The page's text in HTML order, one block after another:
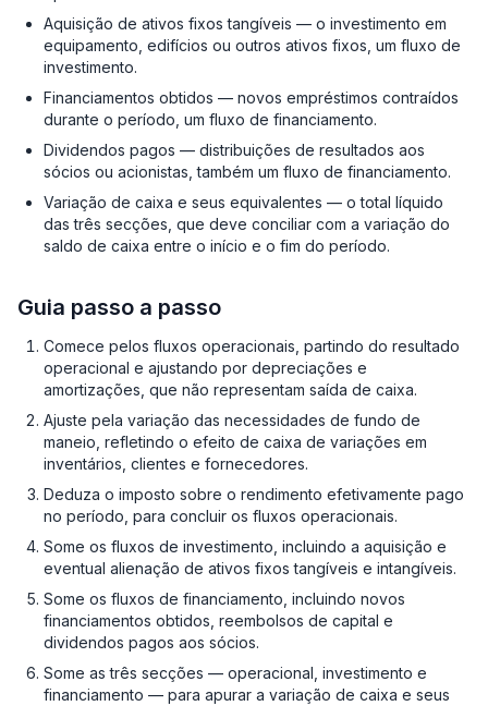
Aquisição de ativos fixos tangíveis — o investimento em
equipamento, edifícios ou outros ativos fixos, um fluxo de
investimento.
Financiamentos obtidos — novos empréstimos contraídos
durante o período, um fluxo de financiamento.
Dividendos pagos — distribuições de resultados aos
sócios ou acionistas, também um fluxo de financiamento.
Variação de caixa e seus equivalentes — o total líquido
das três secções, que deve conciliar com a variação do
saldo de caixa entre o início e o fim do período.
Guia passo a passo
Comece pelos fluxos operacionais, partindo do resultado
operacional e ajustando por depreciações e
amortizações, que não representam saída de caixa.
Ajuste pela variação das necessidades de fundo de
maneio, refletindo o efeito de caixa de variações em
inventários, clientes e fornecedores.
Deduza o imposto sobre o rendimento efetivamente pago
no período, para concluir os fluxos operacionais.
Some os fluxos de investimento, incluindo a aquisição e
eventual alienação de ativos fixos tangíveis e intangíveis.
Some os fluxos de financiamento, incluindo novos
financiamentos obtidos, reembolsos de capital e
dividendos pagos aos sócios.
Some as três secções — operacional, investimento e
financiamento — para apurar a variação de caixa e seus